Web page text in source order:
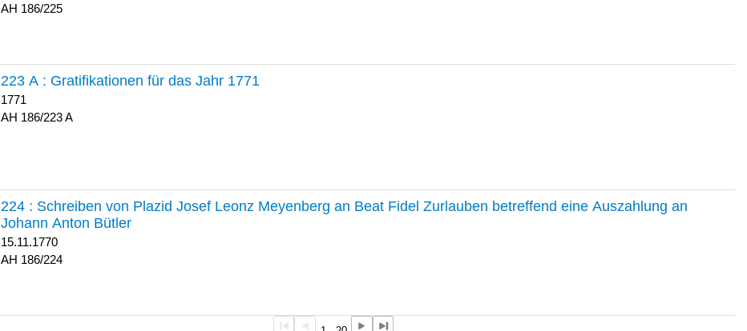
186/225
223 A : Gratifikationen für das Jahr 1771
1771
186/223 A
224 : Schreiben von Plazid Josef Leonz Meyenberg an Beat Fidel Zurlauben betreffend eine Auszahlung an
Johann Anton Bütler
15.11.1770
186/224